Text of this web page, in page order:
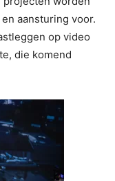
aansturing voor.
op video
die komend